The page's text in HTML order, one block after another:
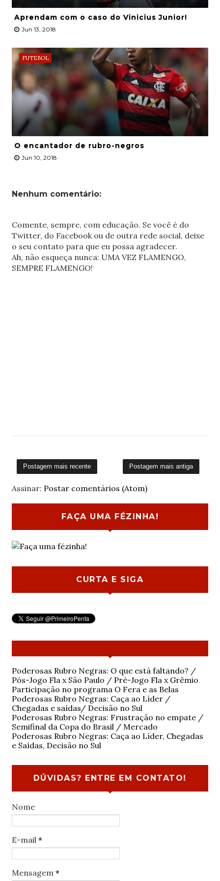
Aprendam com o caso do Vinicius Junior!
Jun 13, 2018
FUTEBOL
O encantador de rubro-negros
Jun 10, 2018
Nenhum comentário:
Comente, sempre, com educação. Se você é do
Twitter, do Facebook ou de outra rede social, deixe
o seu contato para que eu possa agradecer.
Ah, não esqueça nunca: UMA VEZ FLAMENGO,
SEMPRE FLAMENGO!
Postagem mais recente Postagem mais antiga
Assinar: Postar comentários (Atom)
FAÇA UMA FÉZINHA!
CURTA E SIGA
Poderosas Rubro Negras: O que está faltando? /
Pós-Jogo Fla x São Paulo / Pré-Jogo Fla x Grêmio
Participação no programa O Fera e as Belas
Poderosas Rubro Negras: Caça ao Líder /
Chegadas e saídas/ Decisão no Sul
Poderosas Rubro Negras: Frustração no empate /
Semifinal da Copa do Brasil / Mercado
Poderosas Rubro Negras: Caça ao Líder, Chegadas
e Saídas, Decisão no Sul
DÚVIDAS? ENTRE EM CONTATO!
Nome
E-mail *
Mensagem *